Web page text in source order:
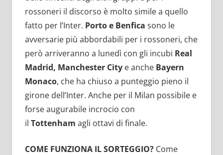
rossoneri il discorso è molto simile a quello
fatto per l’Inter. Porto e Benfica sono le
avversarie più abbordabili per i rossoneri, che
però arriveranno a lunedì con gli incubi Real
Madrid, Manchester Citye anche Bayern
Monaco, che ha chiuso a punteggio pieno il
girone dell’Inter. Anche per il Milan possibile e
forse augurabile incrocio con
il Tottenham agli ottavi di finale.
COME FUNZIONA IL SORTEGGIO? Come